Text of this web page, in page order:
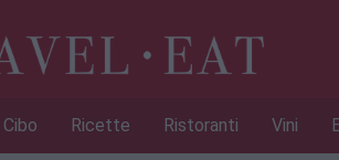
Cibo Ricette Ristoranti Vini